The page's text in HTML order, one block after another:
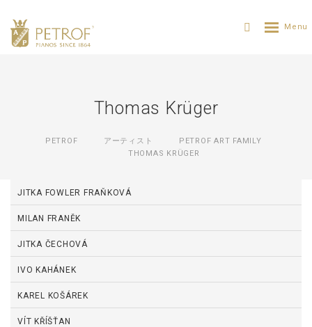
Thomas Krüger
PETROF アーティスト
PETROF ART FAMILY
THOMAS KRÜGER
JITKA FOWLER FRAŇKOVÁ
MILAN FRANĚK
JITKA ČECHOVÁ
IVO KAHÁNEK
KAREL KOŠÁREK
VÍT KŘÍŠŤAN